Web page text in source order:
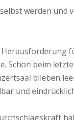
werden und
beim
blieben
und